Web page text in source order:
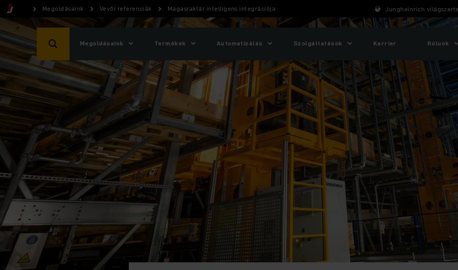
Megoldásaink Vevői referenciák Magasraktár intelligens integrációja Jungheinrich világszerte
Megoldásaink Termékek Automatizálás Szolgáltatások Karrier Rólunk